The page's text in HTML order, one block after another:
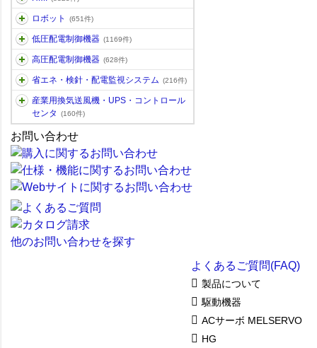
ロボット (651件)
低圧配電制御機器 (1169件)
高圧配電制御機器 (628件)
省エネ・検針・配電監視システム (216件)
産業用換気送風機・UPS・コントロール
センタ
(160件)
お問い合わせ
他のお問い合わせを探す
よくあるご質問(FAQ)
製品について
駆動機器
ACサーボ MELSERVO
HG